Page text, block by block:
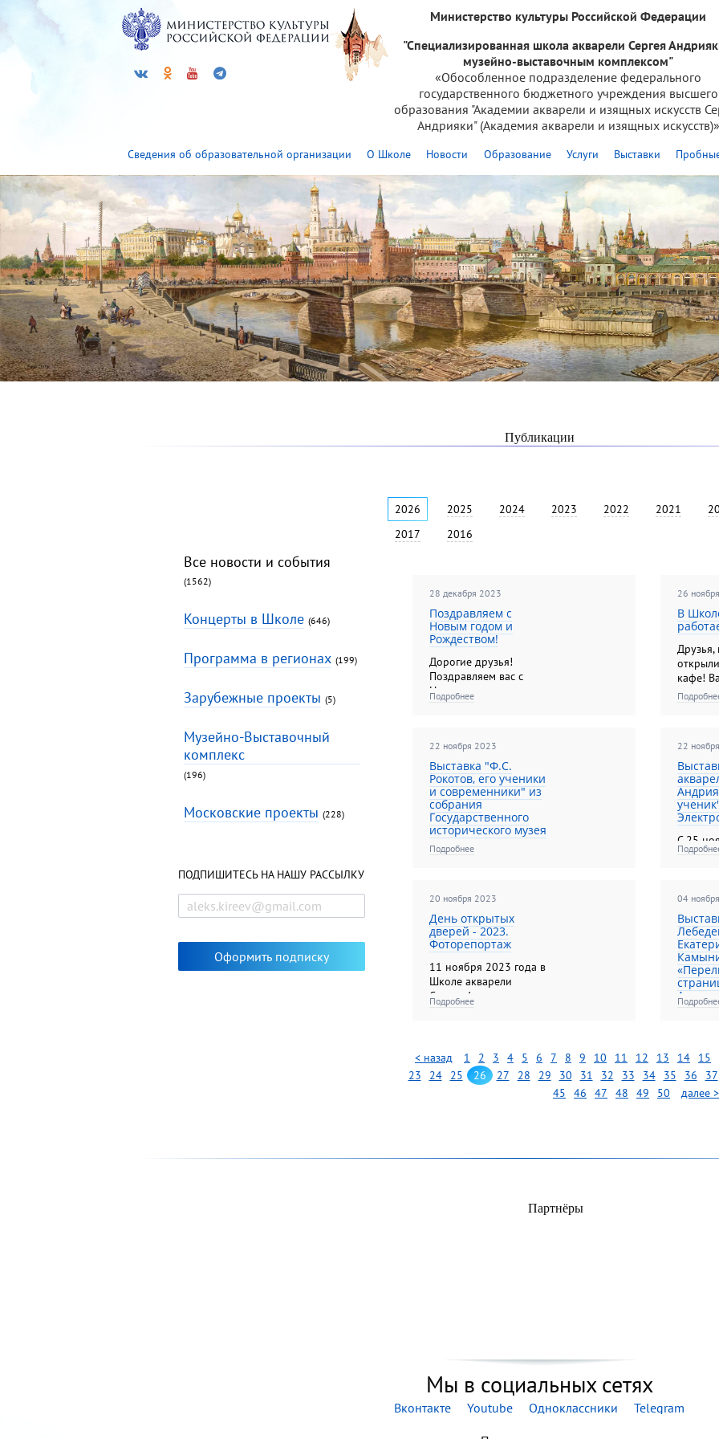
Министерство культуры Российской Федерации
"Специализированная школа акварели Сергея
музейно-выставочным комплексом"
«Обособленное подразделение федерального
государственного бюджетного учреждения высшего
образования "Академии акварели и изящных искусств
Андрияки" (Академия акварели и изящных искусств)»
Сведения об образовательной организации О Школе Новости Образование Услуги Выставки
Публикации
Все новости и события
(1562)
Концерты в Школе (646)
Программа в регионах (199)
Зарубежные проекты (5)
Музейно-Выставочный
комплекс
(196)
Московские проекты (228)
ПОДПИШИТЕСЬ НА НАШУ РАССЫЛКУ
2026 2025 2024 2023 2022 2021
2017
2016
28 декабря 2023
Поздравляем с
Новым годом и
Рождеством!
Дорогие друзья!
Поздравляем вас с
Новым годом и
Рождеством!
Подробнее
26
В
кафе!
удивит
Сергея
всегда
как это
22 ноября 2023
Выставка "Ф.С.
Рокотов, его ученики
и современники" из
собрания
Государственного
исторического музея
С 26 октября 2023
выставочном
акварели и изящных
искусств Сергея
Андрияки. Ул.
Академика Варги, д.15
Подробнее
22
C 25
«Школа
Сергея
Мастер
20 ноября 2023
День открытых
дверей - 2023.
Фоторепортаж
11 ноября 2023 года в
Школе акварели
Сергея Андрияки
(Гороховский пер., 17)
день был свободным
для всех желающих.
Подробнее
04
< назад 1 2 3 4 5 6 7 8 9 10 11 12 13 14 15
23
24 25 26 27 28 29 30 31 32 33 34 35 36 37
45
46 47 48 49 50 далее >
Партнёры
Мы в социальных сетях
Вконтакте Youtube Одноклассники Telegram